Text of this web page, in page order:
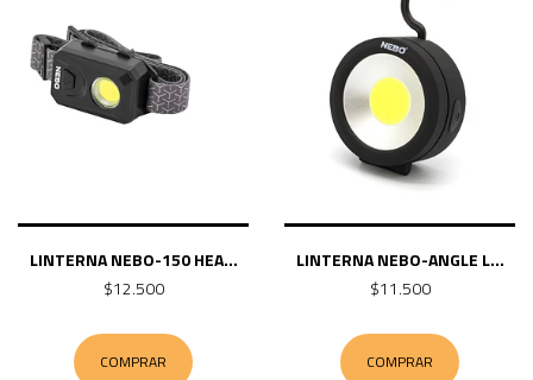
LINTERNA NEBO-150 HEA...
$12.500
COMPRAR
LINTERNA NEBO-ANGLE L...
$11.500
COMPRAR